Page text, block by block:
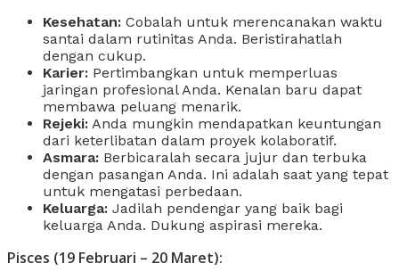
Kesehatan: Cobalah untuk merencanakan waktu
santai dalam rutinitas Anda. Beristirahatlah
dengan cukup.
Karier: Pertimbangkan untuk memperluas
jaringan profesional Anda. Kenalan baru dapat
membawa peluang menarik.
Rejeki: Anda mungkin mendapatkan keuntungan
dari keterlibatan dalam proyek kolaboratif.
Asmara: Berbicaralah secara jujur ​​dan terbuka
dengan pasangan Anda. Ini adalah saat yang tepat
untuk mengatasi perbedaan.
Keluarga: Jadilah pendengar yang baik bagi
keluarga Anda. Dukung aspirasi mereka.
Pisces (19 Februari – 20 Maret):